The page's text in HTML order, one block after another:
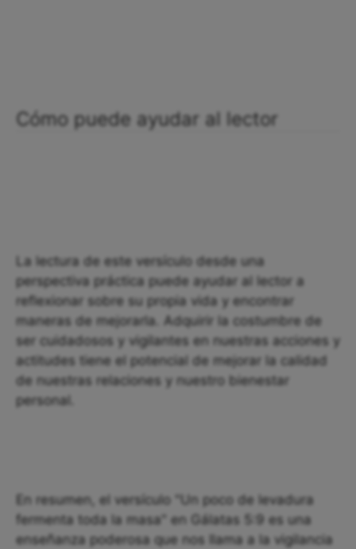
Cómo puede ayudar al lector
La lectura de este versículo desde una
perspectiva práctica puede ayudar al lector a
reflexionar sobre su propia vida y encontrar
maneras de mejorarla. Adquirir la costumbre de
ser cuidadosos y vigilantes en nuestras acciones y
actitudes tiene el potencial de mejorar la calidad
de nuestras relaciones y nuestro bienestar
personal.
En resumen, el versículo "Un poco de levadura
fermenta toda la masa" en Gálatas 5:9 es una
enseñanza poderosa que nos llama a la vigilancia